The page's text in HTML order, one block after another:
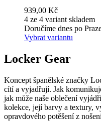
939,00 Kč
4 ze 4 variant skladem
Doručíme dnes po
Vybrat variantu
Locker Gear
Koncept španělské značky
cítí a vyjadřují. Jak
jak může naše oblečení
kolekce, její barvy a textury,
opravdového potěšení z